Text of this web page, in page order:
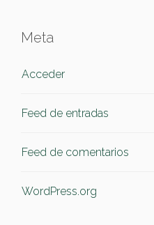
Meta
Acceder
Feed de entradas
Feed de comentarios
WordPress.org